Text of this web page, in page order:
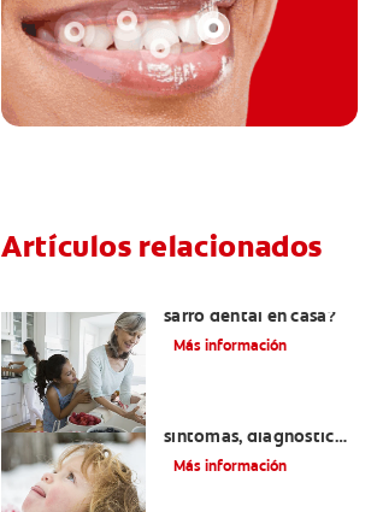
Artículos relacionados
sarro dental en casa?
Más información
síntomas, diagnóstico
y tratamiento
Más información